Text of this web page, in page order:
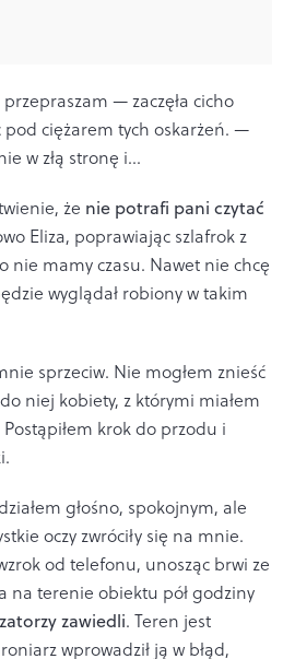
— zaczęła cicho
pod ciężarem tych oskarżeń. —
w złą stronę i...
że nie potrafi pani czytać
Eliza, poprawiając szlafrok z
nie mamy czasu. Nawet nie chcę
wyglądał robiony w takim
sprzeciw. Nie mogłem znieść
niej kobiety, z którymi miałem
krok do przodu i
głośno, spokojnym, ale
oczy zwróciły się na mnie.
od telefonu, unosząc brwi ze
na terenie obiektu pół godziny
zawiedli. Teren jest
wprowadził ją w błąd,